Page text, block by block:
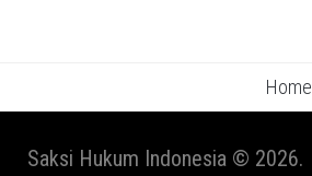
Home
Saksi Hukum Indonesia © 2026.